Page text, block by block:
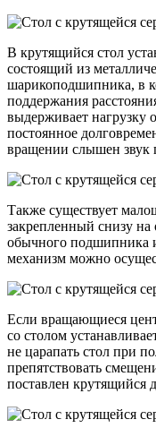
В крутящийся стол
состоящий из
шарикоподшипника, в
поддержания
выдерживает нагрузку
постоянное
вращении слышен звук
Также существует
закрепленный снизу
обычного подшипника
механизм можно
Если вращающиеся
со столом
не царапать стол при
препятствовать
поставлен крутящийся